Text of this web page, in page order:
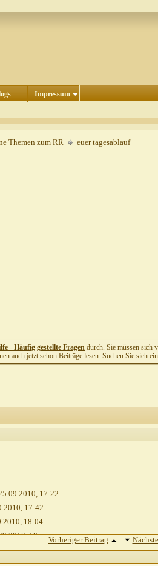
Impressum
Themen zum RR euer tagesablauf
- Häufig gestellte Fragen durch. Sie müssen sich
auch jetzt schon Beiträge lesen. Suchen Sie sich
17:22
17:42
18:04
18:55
25.09.2010,19:12
tagesablauf25.09.2010,20:10
Vorheriger Beitrag